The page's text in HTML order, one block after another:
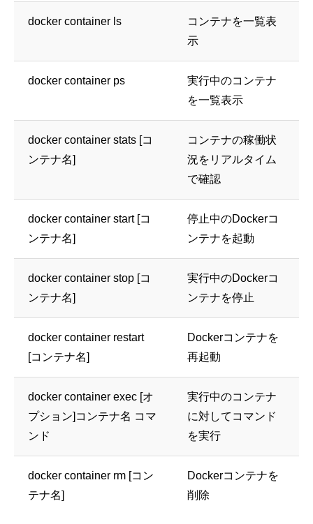
docker container ls
コンテナを一覧表
示
docker container ps
実行中のコンテナ
を一覧表示
docker container stats [コ
ンテナ名]
コンテナの稼働状
況をリアルタイム
で確認
docker container start [コ
ンテナ名]
停止中のDockerコ
ンテナを起動
docker container stop [コ
ンテナ名]
実行中のDockerコ
ンテナを停止
docker container restart
[コンテナ名]
Dockerコンテナを
再起動
docker container exec [オ
プション]コンテナ名 コマ
ンド
実行中のコンテナ
に対してコマンド
を実行
docker container rm [コン
テナ名]
Dockerコンテナを
削除